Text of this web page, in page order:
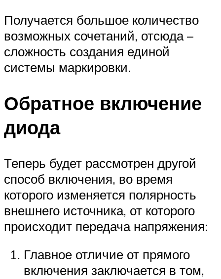
Получается большое количество
возможных сочетаний, отсюда –
сложность создания единой
системы маркировки.
Обратное включение
диода
Теперь будет рассмотрен другой
способ включения, во время
которого изменяется полярность
внешнего источника, от которого
происходит передача напряжения:
Главное отличие от прямого
включения заключается в том,